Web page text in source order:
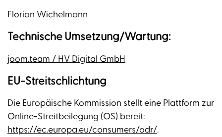
Florian Wichelmann
Technische Umsetzung/Wartung:
joom.team / HV Digital GmbH
EU-Streitschlichtung
Die Europäische Kommission stellt eine Plattform zur
Online-Streitbeilegung (OS) bereit:
https://ec.europa.eu/consumers/odr/.